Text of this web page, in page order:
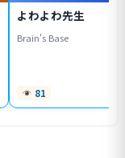
よわよわ先生
Brain's Base
81